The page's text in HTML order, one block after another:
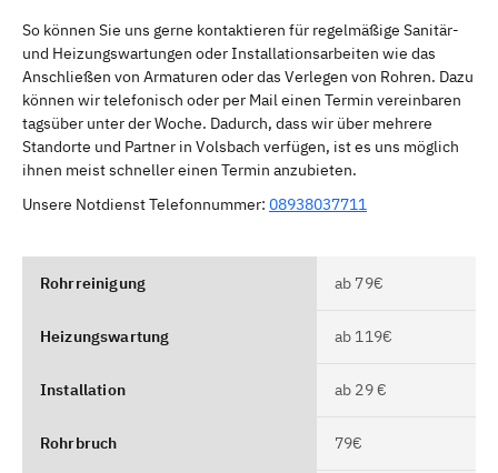
So können Sie uns gerne kontaktieren für regelmäßige Sanitär-
und Heizungswartungen oder Installationsarbeiten wie das
Anschließen von Armaturen oder das Verlegen von Rohren. Dazu
können wir telefonisch oder per Mail einen Termin vereinbaren
tagsüber unter der Woche. Dadurch, dass wir über mehrere
Standorte und Partner in Volsbach verfügen, ist es uns möglich
ihnen meist schneller einen Termin anzubieten.
Unsere Notdienst Telefonnummer: 08938037711
Rohrreinigung ab 79€
Heizungswartung ab 119€
Installation ab 29 €
Rohrbruch 79€